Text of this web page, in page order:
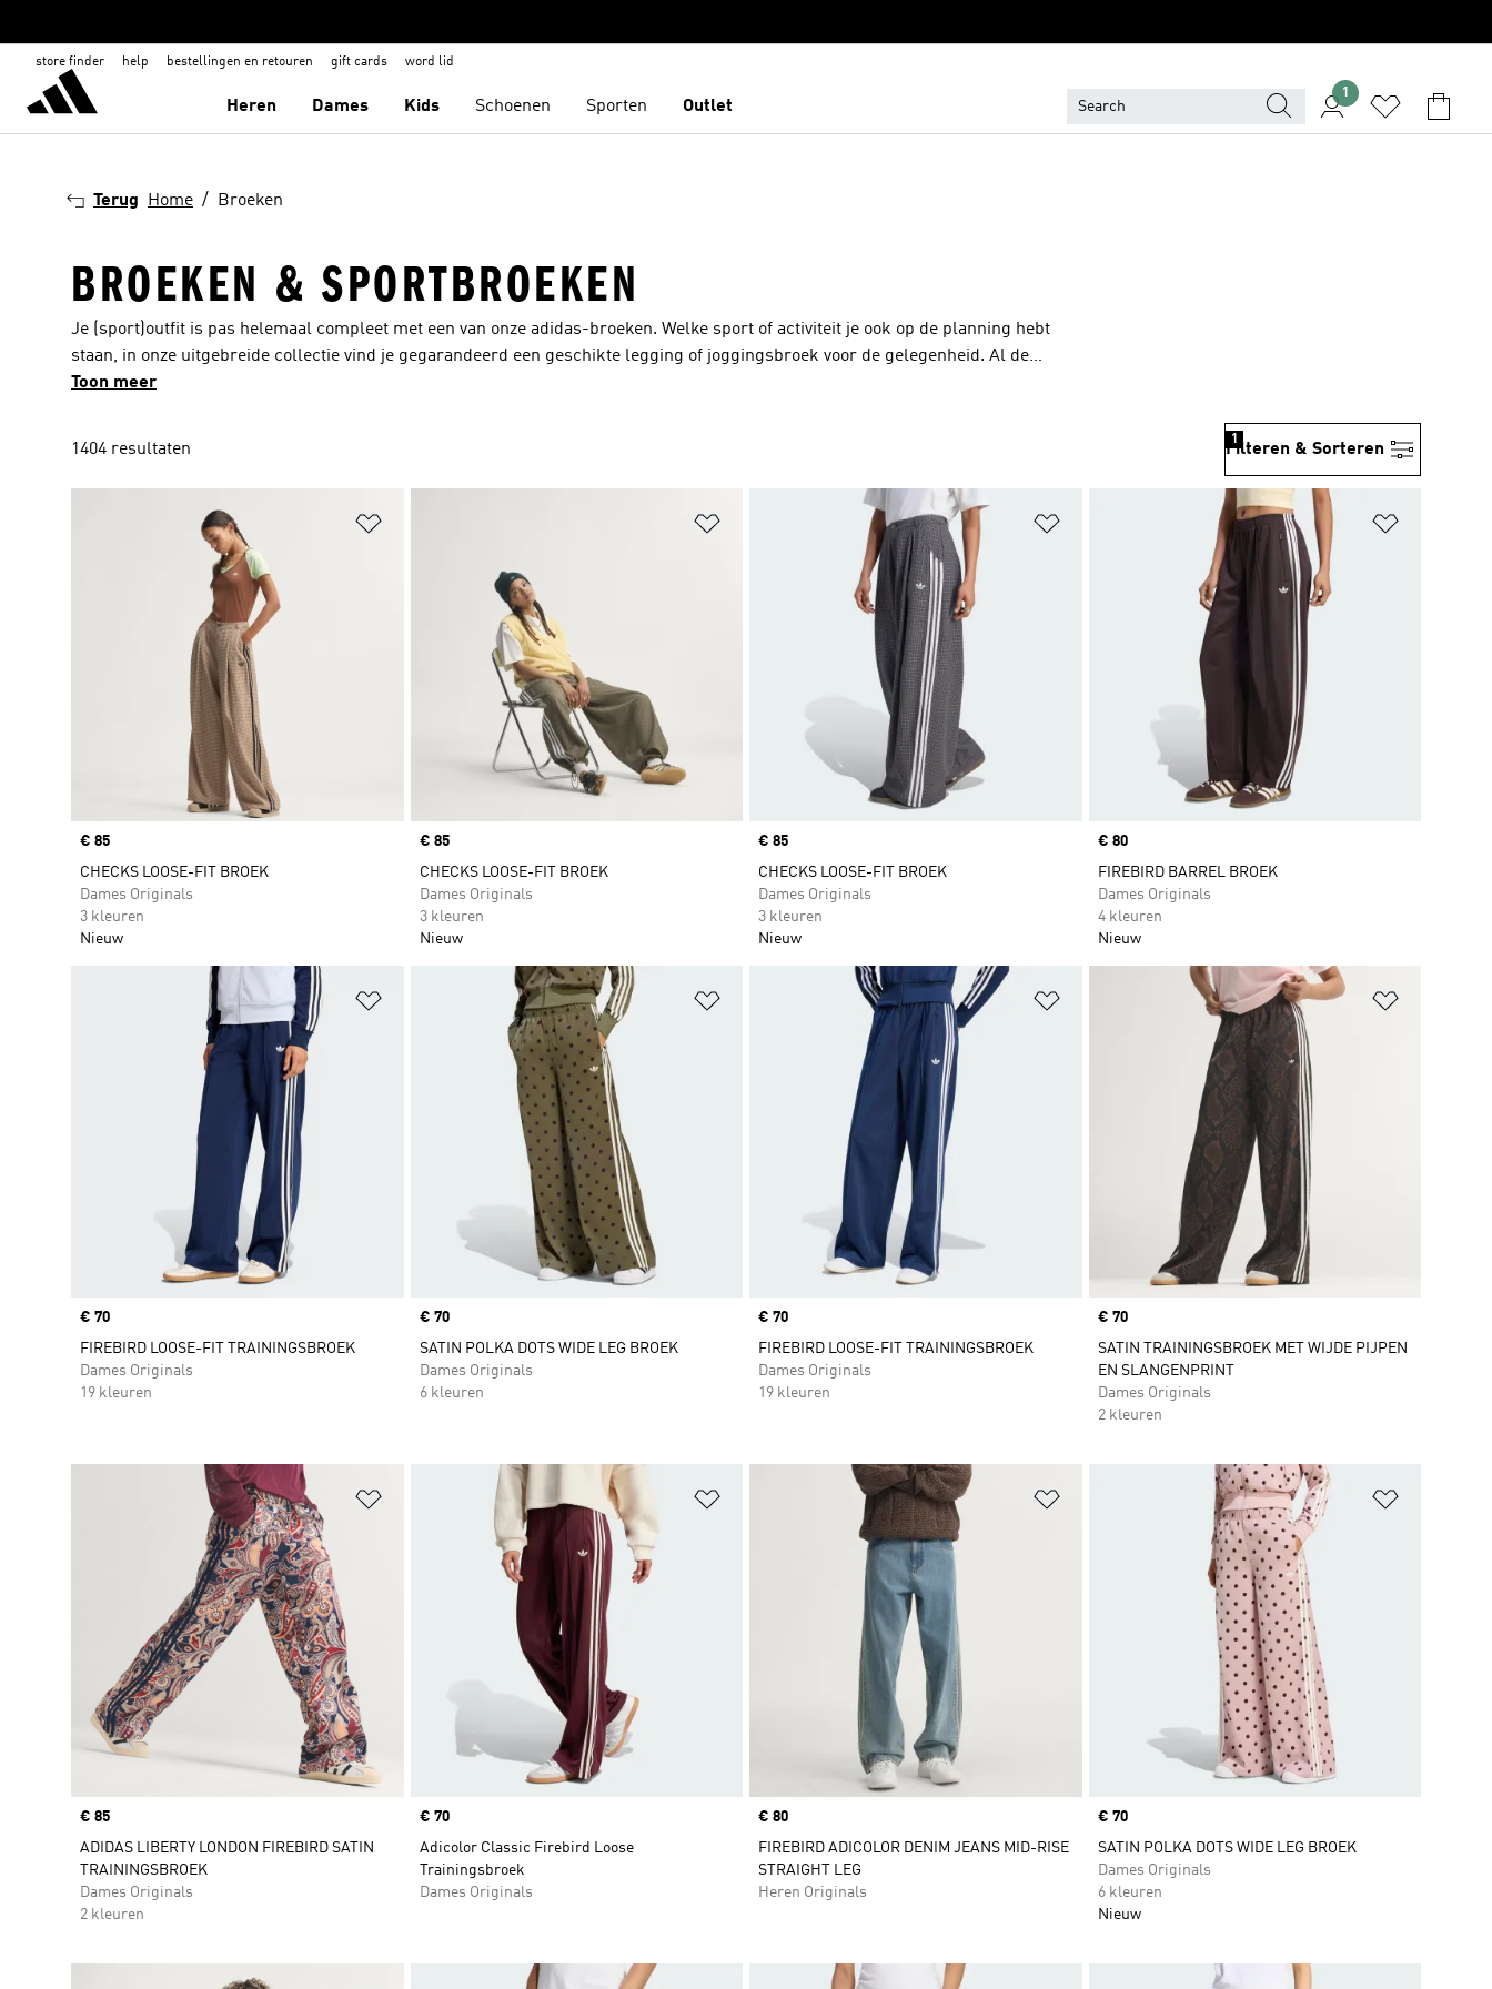
store finder help bestellingen en retouren gift cards word lid
Heren Dames Kids Schoenen Sporten Outlet
1
Terug Home Broeken
BROEKEN & SPORTBROEKEN
Je (sport)outfit is pas helemaal compleet met een van onze adidas-broeken. Welke sport of activiteit je ook op de planning hebt
staan, in onze uitgebreide collectie vind je gegarandeerd een geschikte legging of joggingsbroek voor de gelegenheid. Al de
broeken uit onze collectie worden gemaakt met het beste materiaal dat ultiem comfort en flexibiliteit biedt tijdens jouw
kiest, je komt ongetwijfeld stijlvol voor de dag.
Toon meer
1404 resultaten Filteren & Sorteren
1
Price
€ 85
CHECKS LOOSE-FIT BROEK
Dames Originals
3 kleuren
Nieuw
Op verlanglijst zetten
Price
€ 85
CHECKS LOOSE-FIT BROEK
Dames Originals
3 kleuren
Nieuw
Op verlanglijst zetten
Price
€ 85
CHECKS LOOSE-FIT BROEK
Dames Originals
3 kleuren
Nieuw
Price
€ 80
FIREBIRD BARREL BROEK
Dames Originals
4 kleuren
Nieuw
Op verlanglijst zetten
Price
€ 70
FIREBIRD LOOSE-FIT TRAININGSBROEK
Dames Originals
19 kleuren
Op verlanglijst zetten
Price
€ 70
SATIN POLKA DOTS WIDE LEG BROEK
Dames Originals
6 kleuren
Op verlanglijst zetten
Price
€ 70
FIREBIRD LOOSE-FIT TRAININGSBROEK
Dames Originals
19 kleuren
Price
€ 70
SATIN TRAININGSBROEK MET WIJDE PIJPEN
EN SLANGENPRINT
Dames Originals
2 kleuren
Op verlanglijst zetten
Price
€ 85
ADIDAS LIBERTY LONDON FIREBIRD SATIN
TRAININGSBROEK
Dames Originals
2 kleuren
Op verlanglijst zetten
Price
€ 70
Adicolor Classic Firebird Loose
Trainingsbroek
Dames Originals
Op verlanglijst zetten
Price
€ 80
FIREBIRD ADICOLOR DENIM JEANS MID-RISE
STRAIGHT LEG
Heren Originals
Price
€ 70
SATIN POLKA DOTS WIDE LEG BROEK
Dames Originals
6 kleuren
Nieuw